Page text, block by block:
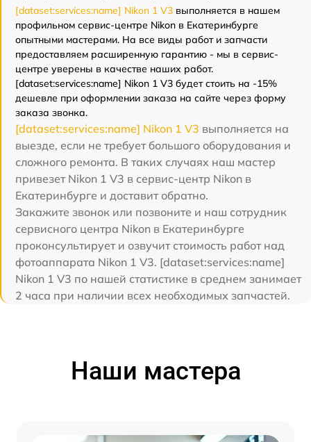
[dataset:services:name] Nikon 1 V3 выполняется в нашем
профильном сервис-центре Nikon в Екатеринбурге
опытными мастерами. На все виды работ и запчасти
предоставляем расширенную гарантию - мы в сервис-
центре уверены в качестве наших работ.
[dataset:services:name] Nikon 1 V3 будет стоить на -15%
дешевле при оформлении заказа на сайте через форму
заказа звонка.
[dataset:services:name] Nikon 1 V3 выполняется на
выезде, если не требует большого оборудования и
сложного ремонта. В таких случаях наш мастер
привезет Nikon 1 V3 в сервис-центр Nikon в
Екатеринбурге и доставит обратно.
Закажите звонок или позвоните и наш сотрудник
сервисного центра Nikon в Екатеринбурге
проконсультирует и озвучит стоимость работ над
фотоаппарата Nikon 1 V3. [dataset:services:name]
Nikon 1 V3 по нашей статистике в среднем занимает
2 часа при наличии всех необходимых запчастей.
Наши мастера